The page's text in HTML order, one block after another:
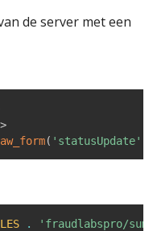
de server met een
>
( 'statusUpdate'
.
'fraudlabspro/